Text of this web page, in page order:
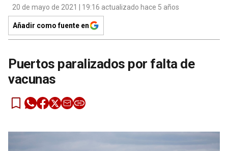
20 de mayo de 2021 | 19:16 actualizado hace 5 años
Añadir como fuente en
Puertos paralizados por falta de
vacunas